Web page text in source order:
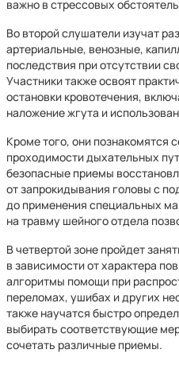
важно в стрессовых
Во второй слушатели изучат
артериальные, венозные,
последствия при отсутствии
Участники также освоят
остановки кровотечения,
наложение жгута и
Кроме того, они познакомятся
проходимости дыхательных
безопасные приемы
от запрокидывания головы с
до применения специальных
на травму шейного отдела
В четвертой зоне пройдет
в зависимости от характера
алгоритмы помощи при
переломах, ушибах и других
также научатся быстро
выбирать соответствующие
сочетать различные приемы.